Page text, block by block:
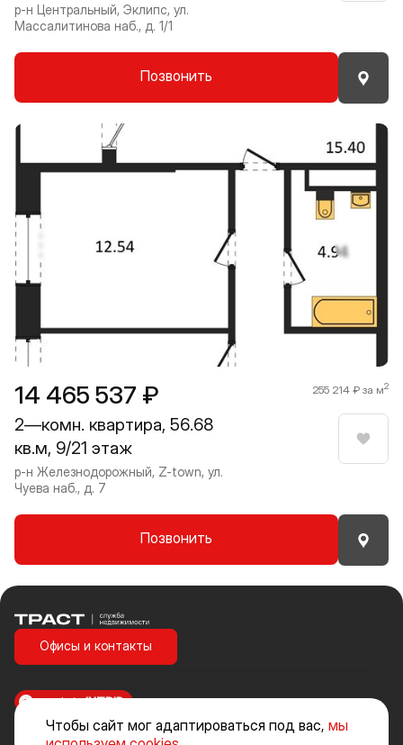
р-н Центральный, Эклипс, ул.
Массалитинова наб., д. 1/1
Позвонить
14 465 537 ₽ 255 214 ₽ за м2
2—комн. квартира, 56.68
кв.м, 9/21 этаж
р-н Железнодорожный, Z-town, ул.
Чуева наб., д. 7
Позвонить
1 / 9
Прокрутить влево
Чтобы сайт мог адаптироваться под вас, мы
Траст | Служба недвижимости
Офисы и контакты
Стоимость объектов недвижимости и иных товаров и услуг, не
made inINTRID